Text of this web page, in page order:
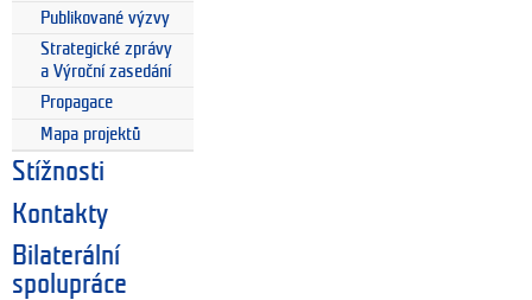
Publikované výzvy
Strategické zprávy
a Výroční zasedání
Propagace
Mapa projektů
Stížnosti
Kontakty
Bilaterální
spolupráce